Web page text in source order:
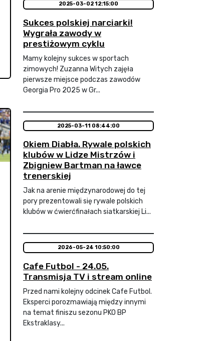
2025-03-02 12:15:00
Sukces polskiej narciarki!
Wygrała zawody w
prestiżowym cyklu
Mamy kolejny sukces w sportach
zimowych! Zuzanna Witych zajęła
pierwsze miejsce podczas zawodów
Georgia Pro 2025 w Gr...
2025-03-11 08:44:00
Okiem Diabła. Rywale polskich
klubów w Lidze Mistrzów i
Zbigniew Bartman na ławce
trenerskiej
Jak na arenie międzynarodowej do tej
pory prezentowali się rywale polskich
klubów w ćwierćfinałach siatkarskiej Li...
2026-05-24 10:50:00
Cafe Futbol - 24.05.
Transmisja TV i stream online
Przed nami kolejny odcinek Cafe Futbol.
Eksperci porozmawiają między innymi
na temat finiszu sezonu PKO BP
Ekstraklasy...